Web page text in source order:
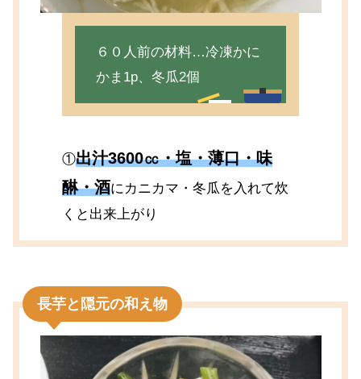
６０人前の材料…冷凍かに
かま1p、冬瓜2個
①出汁3600㏄・塩・薄口・味
醂・酒にカニカマ・冬瓜を入れて炊
くと出来上がり
長芋と隠元の和え物